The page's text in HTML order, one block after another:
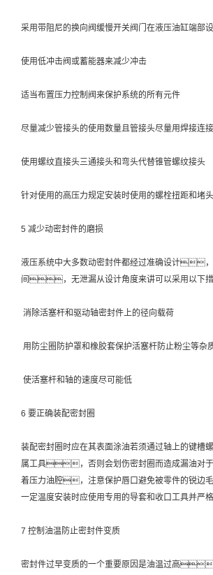
采用带阻尼的换向阀缓慢开关阀门在液压油缸端部
使用低冲击阀或蓄能器来减少冲击
适当布置压力控制阀来保护系统的所有元件
尽量减少管接头的使用数量且管接头尽量用焊接连接
使用螺纹直接头三通接头和弯头代替锥管螺纹接头
针对使用的高压力规定安装时使用的螺栓扭距和堵
5 减少动密封件的磨损
液压系统中大多数动密封件都经过准确设计
间，无泄漏从设计角度来讲可以采用以下措
消除活塞杆和驱动轴密封件上的径向载荷
用防尘圈防护罩和橡胶套保护活塞杆防止粉尘等杂
使活塞杆和轴的速度尽可能低
6 要正确装配密封圈
装配密封圈时应在其表面涂油若须通过轴上的键槽
属工具，否则会划伤密封圈而造成漏油对于
着压力油腔，注意保护唇口避免被零件的锐边
一定温度安装时应使用专用的导套和收口工具并
7 控制油温防止密封件变质
密封件过早变质的一个重要原因是油温过高